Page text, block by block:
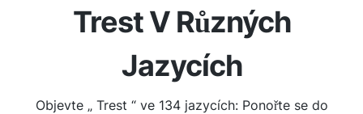
Trest V Různých
Jazycích
Objevte „ Trest “ ve 134 jazycích: Ponořte se do